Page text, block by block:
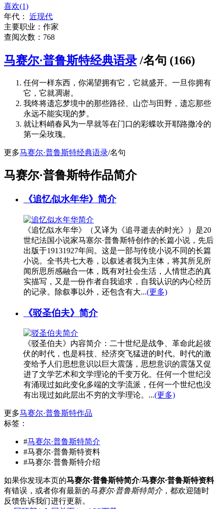
喜欢(1)
年代： 近现代
主要职业：作家
查阅次数：768
马赛尔·普鲁斯特经典语录 /名句 (166)
任何一样东西，你渴望拥有它，它就盛开。一旦你拥有
它，它就凋谢。
我终将遗忘梦境中的那些路径、山峦与田野，遗忘那些
永远不能实现的梦。
就让料峭春风为一早就等在门口的彩蝶吹开耶路撒冷的
第一朵玫瑰。
更多马赛尔·普鲁斯特经典语录/名句
马赛尔·普鲁斯特作品简介
《追忆似水年华》简介
《追忆似水年华》（又译为《追寻逝去的时光》）是20
世纪法国小说家马塞尔·普鲁斯特创作的长篇小说，先后
出版于19131927年间。这是一部与传统小说不同的长篇
小说。全书共七大卷，以叙述者我为主体，将其所见所
闻所思所感融合一体，既有对社会生活，人情世态的真
实描写，又是一份作者自我追求，自我认识的内心经历
的记录。除叙事以外，还包含有大...(更多)
《驳圣伯夫》简介
《驳圣伯夫》内容简介：二十世纪是战争、革命此起彼
伏的时代，也是科技、经济突飞猛进的时代。时代的激
变给予人们思想意识以巨大震荡，思想意识的震荡又促
进了文学艺术和文学理论的千变万化。任何一个世纪没
有涌现过如此变化多端的文学流派，任何一个世纪也没
有出现过如此层出不穷的文学理论。...(更多)
更多马赛尔·普鲁斯特作品
标签：
#马赛尔·普鲁斯特简介
#马赛尔·普鲁斯特资料
#马赛尔·普鲁斯特介绍
如果你发现本页的马赛尔·普鲁斯特简介/马赛尔·普鲁斯特资料
有错误，或者你有最新的马赛尔·普鲁斯特简介，都欢迎随时
反馈告诉我们进行更新。